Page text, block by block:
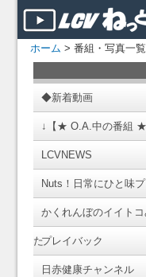
ホーム > 番組・写真一
◆新着動画
↓【★ O.A.中の番組 ★
LCVNEWS
Nuts！日常にひと味
かくれんぼのイイト
たプレイバック
日赤健康チャンネル